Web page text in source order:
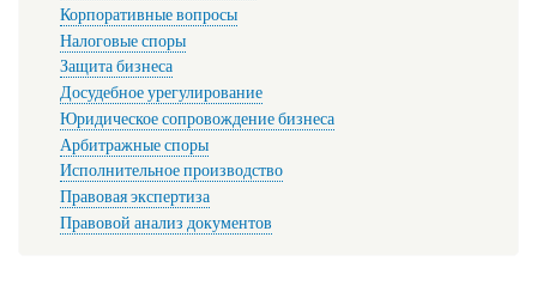
Корпоративные вопросы
Налоговые споры
Защита бизнеса
Досудебное урегулирование
Юридическое сопровождение бизнеса
Арбитражные споры
Исполнительное производство
Правовая экспертиза
Правовой анализ документов